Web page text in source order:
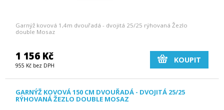
Garnýž kovová 1,4m dvouřadá - dvojitá 25/25 rýhovaná Žezlo
double Mosaz
1 156 Kč
955 Kč bez DPH
KOUPIT
GARNÝŽ KOVOVÁ 150 CM DVOUŘADÁ - DVOJITÁ 25/25
RÝHOVANÁ ŽEZLO DOUBLE MOSAZ